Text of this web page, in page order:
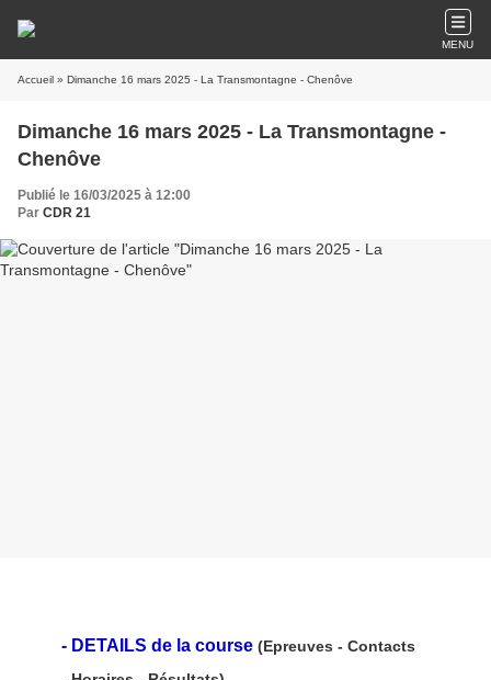
MENU
Accueil » Dimanche 16 mars 2025 - La Transmontagne - Chenôve
Dimanche 16 mars 2025 - La Transmontagne -
Chenôve
Publié le 16/03/2025 à 12:00
Par CDR 21
- DETAILS de la course (Epreuves - Contacts